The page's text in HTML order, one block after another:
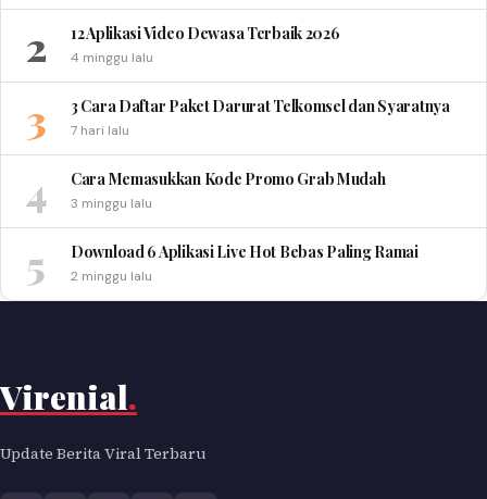
2 12 Aplikasi Video Dewasa Terbaik 2026
4 minggu lalu
3 3 Cara Daftar Paket Darurat Telkomsel dan Syaratnya
7 hari lalu
4 Cara Memasukkan Kode Promo Grab Mudah
3 minggu lalu
5 Download 6 Aplikasi Live Hot Bebas Paling Ramai
2 minggu lalu
Virenial.
Update Berita Viral Terbaru